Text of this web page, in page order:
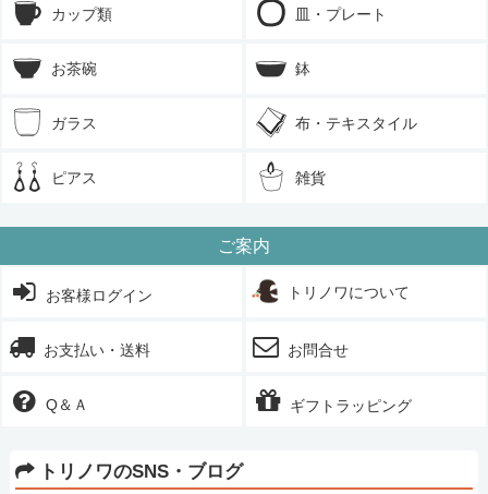
カップ類 皿・プレート
お茶碗 鉢
ガラス 布・テキスタイル
ピアス 雑貨
ご案内
お客様ログイン トリノワについて
お支払い・送料 お問合せ
Q＆Ａ ギフトラッピング
トリノワのSNS・ブログ